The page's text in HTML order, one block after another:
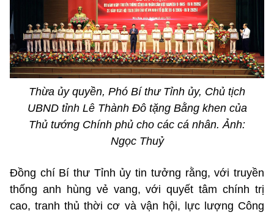
Thừa ủy quyền, Phó Bí thư Tỉnh ủy, Chủ tịch
UBND tỉnh Lê Thành Đô tặng Bằng khen của
Thủ tướng Chính phủ cho các cá nhân. Ảnh:
Ngọc Thuỷ
Đồng chí Bí thư Tỉnh ủy tin tưởng rằng, với truyền
thống anh hùng vẻ vang, với quyết tâm chính trị
cao, tranh thủ thời cơ và vận hội, lực lượng Công